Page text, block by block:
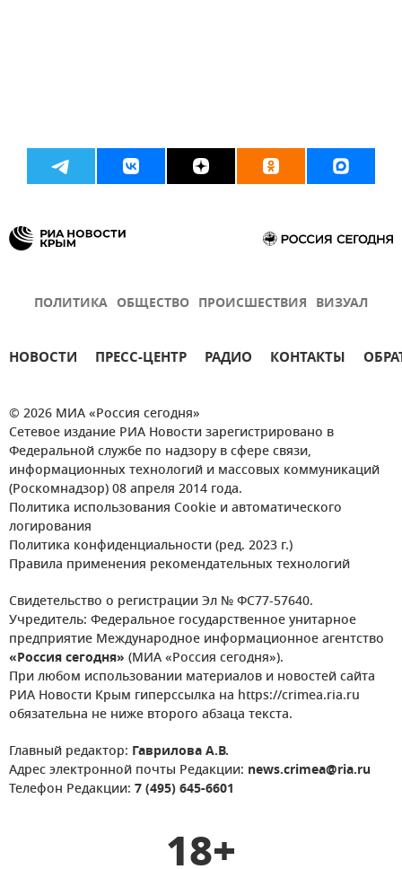
ПОЛИТИКА ОБЩЕСТВО ПРОИСШЕСТВИЯ ВИЗУАЛ
НОВОСТИ ПРЕСС-ЦЕНТР РАДИО КОНТАКТЫ
© 2026 МИА «Россия сегодня»
Сетевое издание РИА Новости зарегистрировано в
Федеральной службе по надзору в сфере связи,
информационных технологий и массовых коммуникаций
(Роскомнадзор) 08 апреля 2014 года.
Политика использования Cookie и автоматического
логирования
Политика конфиденциальности (ред. 2023 г.)
Правила применения рекомендательных технологий
Свидетельство о регистрации Эл № ФС77-57640.
Учредитель: Федеральное государственное унитарное
предприятие Международное информационное агентство
«Россия сегодня» (МИА «Россия сегодня»).
При любом использовании материалов и новостей сайта
РИА Новости Крым гиперссылка на https://crimea.ria.ru
обязательна не ниже второго абзаца текста.
Главный редактор: Гаврилова А.В.
Адрес электронной почты Редакции: news.crimea@ria.ru
Телефон Редакции: 7 (495) 645-6601
18+